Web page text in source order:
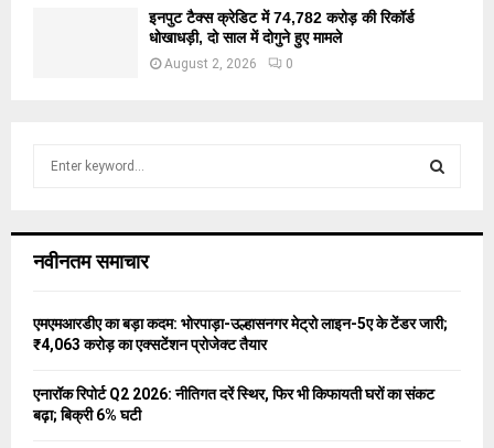
इनपुट टैक्स क्रेडिट में 74,782 करोड़ की रिकॉर्ड
धोखाधड़ी, दो साल में दोगुने हुए मामले
August 2, 2026 0
h
o
r
C
नवीनतम समाचार
एमएमआरडीए का बड़ा कदम: भोरपाड़ा-उल्हासनगर मेट्रो लाइन-5ए के टेंडर जारी;
₹4,063 करोड़ का एक्सटेंशन प्रोजेक्ट तैयार
एनारॉक रिपोर्ट Q2 2026: नीतिगत दरें स्थिर, फिर भी किफायती घरों का संकट
बढ़ा; बिक्री 6% घटी